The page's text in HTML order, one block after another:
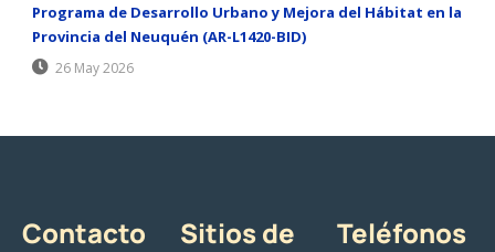
Programa de Desarrollo Urbano y Mejora del Hábitat en la
Provincia del Neuquén (AR-L1420-BID)
26 May 2026
Contacto
Sitios de
Teléfonos